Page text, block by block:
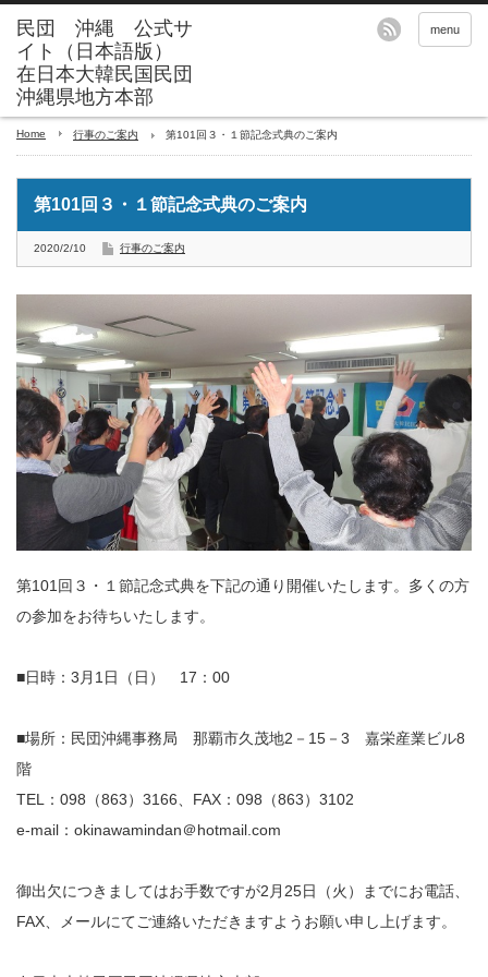
menu
Home 行事のご案内 第101回３・１節記念式典のご案内
第101回３・１節記念式典のご案内
2020/2/10 行事のご案内
第101回３・１節記念式典を下記の通り開催いたします。多くの方
の参加をお待ちいたします。
■日時：3月1日（日） 17：00
■場所：民団沖縄事務局 那覇市久茂地2－15－3 嘉栄産業ビル8
階
TEL：098（863）3166、FAX：098（863）3102
e-mail：okinawamindan＠hotmail.com
御出欠につきましてはお手数ですが2月25日（火）までにお電話、
FAX、メールにてご連絡いただきますようお願い申し上げます。